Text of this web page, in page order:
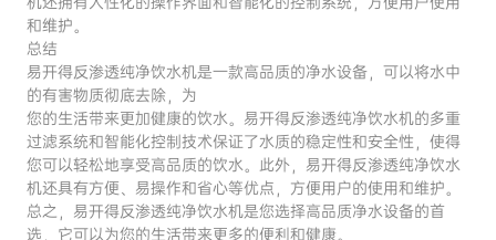
和维护。
总结
易开得反渗透纯净饮水机是一款高品质的净水设备，可以将水中
的有害物质彻底去除，为
您的生活带来更加健康的饮水。易开得反渗透纯净饮水机的多重
过滤系统和智能化控制技术保证了水质的稳定性和安全性，使得
您可以轻松地享受高品质的饮水。此外，易开得反渗透纯净饮水
机还具有方便、易操作和省心等优点，方便用户的使用和维护。
总之，易开得反渗透纯净饮水机是您选择高品质净水设备的首
选，它可以为您的生活带来更多的便利和健康。